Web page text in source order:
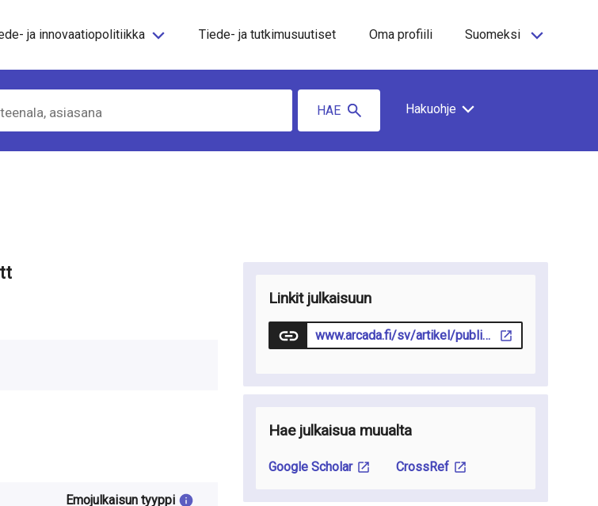
ja innovaatiopolitiikka Tiede- ja tutkimusuutiset Oma profiili Suomeksi
HAE Hakuohje
Emojulkaisun tyyppi
Linkit julkaisuun
www.arcada.fi/sv/artikel/publikation/2024-04-25/digitala-applikationer-forsaljning-av-matoverskott
Hae julkaisua muualta
Google Scholar CrossRef